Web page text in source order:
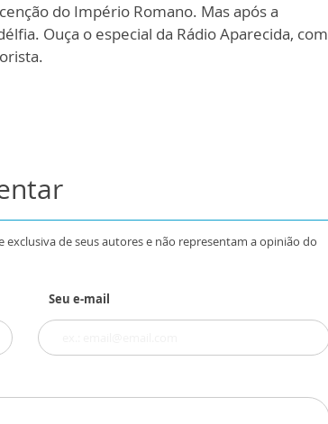
do Império Romano. Mas após a
Ouça o especial da Rádio Aparecida, com
de seus autores e não representam a opinião do
Seu e-mail